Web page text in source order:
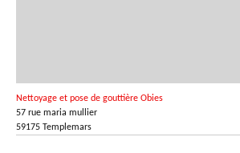
Nettoyage et pose de gouttière Obies
57 rue maria mullier
59175 Templemars